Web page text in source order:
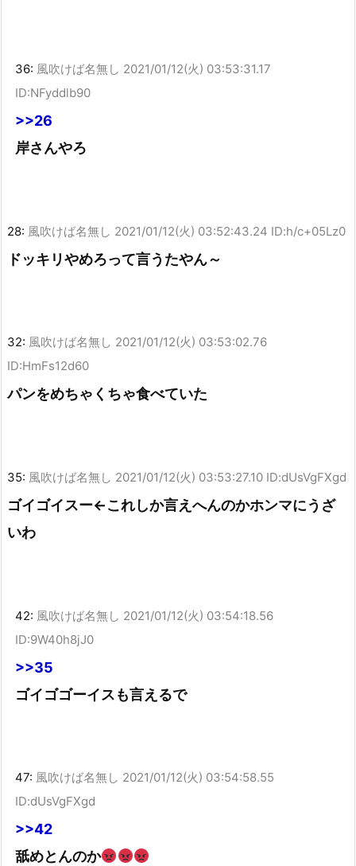
36: 風吹けば名無し 2021/01/12(火) 03:53:31.17
ID:NFyddlb90
>>26
岸さんやろ
28: 風吹けば名無し 2021/01/12(火) 03:52:43.24 ID:h/c+05Lz0
ドッキリやめろって言うたやん～
32: 風吹けば名無し 2021/01/12(火) 03:53:02.76
ID:HmFs12d60
パンをめちゃくちゃ食べていた
35: 風吹けば名無し 2021/01/12(火) 03:53:27.10 ID:dUsVgFXgd
ゴイゴイスー←これしか言えへんのかホンマにうざ
いわ
42: 風吹けば名無し 2021/01/12(火) 03:54:18.56
ID:9W40h8jJ0
>>35
ゴイゴゴーイスも言えるで
47: 風吹けば名無し 2021/01/12(火) 03:54:58.55
ID:dUsVgFXgd
>>42
舐めとんのか